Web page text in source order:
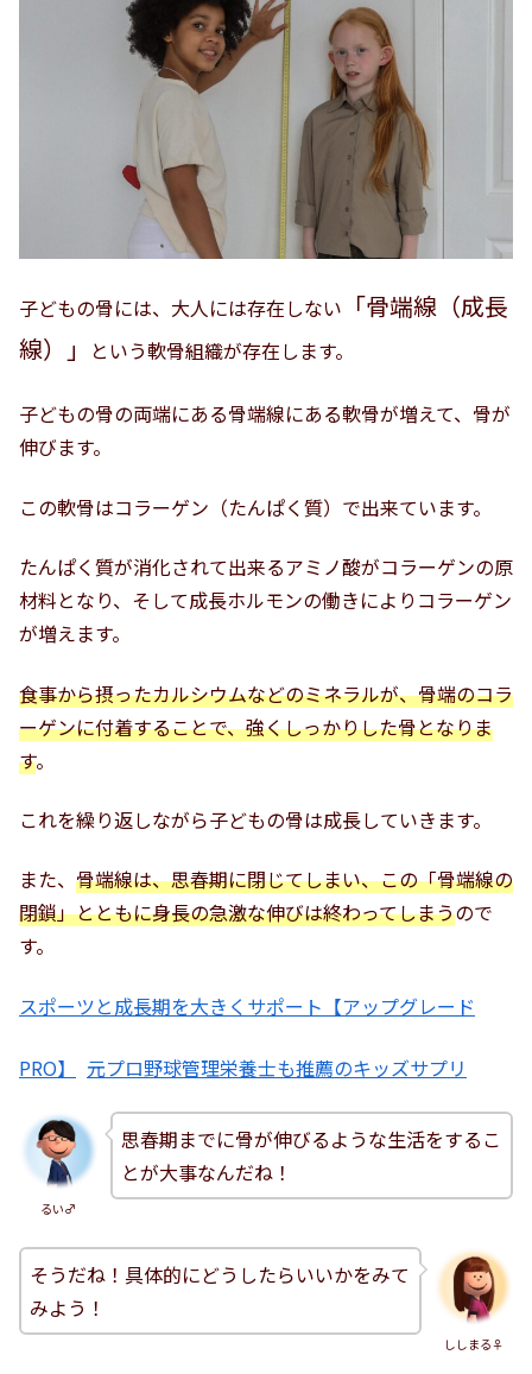
子どもの骨には、大人には存在しない 「骨端線（成長
線）」
という軟骨組織が存在します。
子どもの骨の両端にある骨端線にある軟骨が増えて、骨が
伸びます。
この軟骨はコラーゲン（たんぱく質）で出来ています。
たんぱく質が消化されて出来るアミノ酸がコラーゲンの原
材料となり、そして成長ホルモンの働きによりコラーゲン
が増えます。
食事から摂ったカルシウムなどのミネラルが、骨端のコラ
ーゲンに付着することで、強くしっかりした骨となりま
す。
これを繰り返しながら子どもの骨は成長していきます。
また、 骨端線は、思春期に閉じてしまい、この「骨端線の
閉鎖」とともに身長の急激な伸びは終わってしまうので
す。
スポーツと成長期を大きくサポート【アップグレード
PRO】 元プロ野球管理栄養士も推薦のキッズサプリ
るい♂
思春期までに骨が伸びるような生活をするこ
とが大事なんだね！
ししまる♀
そうだね！具体的にどうしたらいいかをみて
みよう！